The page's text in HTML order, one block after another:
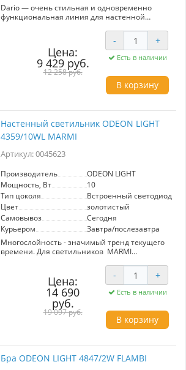
Dario — очень стильная и одновременно
функциональная линия для настенной
объектах HoReCa. Металлический корпус
выполнен в золотистом цвете, светильник
дает рассеивание вверх и вниз для эффектной
подсветки фактуры стен. Модель представлена
в двух диаметрах: 60 и 80 мм, которые отлично
будут чередоваться на стене рядом.
Цена:
9 429 руб.
12 258 руб.
- +
Есть в наличии
В корзину
Настенный светильник ODEON LIGHT
4359/10WL MARMI
Артикул: 0045623
Производитель
ODEON LIGHT
Мощность, Вт
10
Тип цоколя
Встроенный светодиод
Цвет
золотистый
Самовывоз
Сегодня
Курьером
Завтра/послезавтра
Многослойность - значимый тренд текущего
времени. Для светильников MARMI
материалов - металла, акрила и мрамора, что
делает его настоящей изюминкой в
Цена:
14 690
руб.
19 097 руб.
- +
Есть в наличии
В корзину
Бра ODEON LIGHT 4847/2W FLAMBI